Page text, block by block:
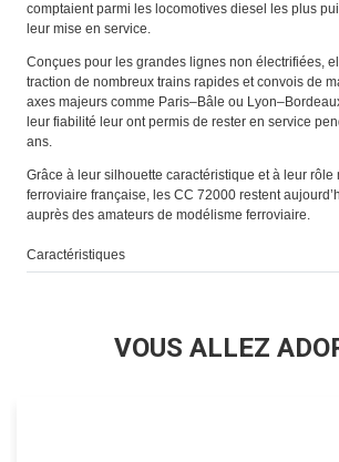
comptaient parmi les locomotives diesel les plus
leur mise en service.
Conçues pour les grandes lignes non électrifiées,
traction de nombreux trains rapides et convois de
axes majeurs comme Paris–Bâle ou
leur fiabilité leur ont permis de rester en service
ans.
Grâce à leur silhouette caractéristique et à leur rôle
ferroviaire française, les CC 72000 restent
auprès des amateurs de modélisme ferroviaire.
Caractéristiques
VOUS ALLEZ